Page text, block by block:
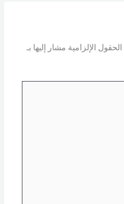
الحقول الإلزامية مشار إليها بـ